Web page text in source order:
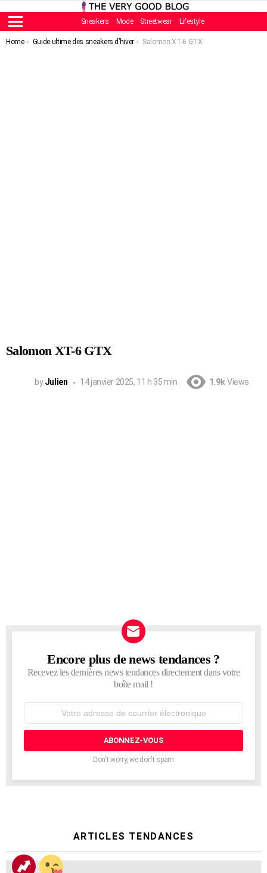
Menu
Sneakers Mode Streetwear Lifestyle
You are here:
Home Guide ultime des sneakers d’hiver Salomon XT-6 GTX
Salomon XT-6 GTX
by Julien 14 janvier 2025, 11 h 35 min 1.9k Views
NEWSLETTER
Encore plus de news tendances ?
Recevez les dernières news tendances directement dans votre
boîte mail !
courrier
Don't worry, we don't spam
ARTICLES TENDANCES